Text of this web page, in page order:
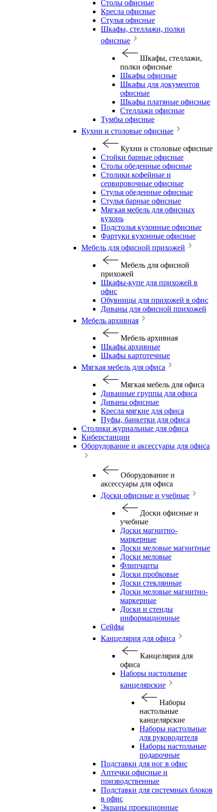
Столы офисные
Кресла офисные
Стулья офисные
Шкафы, стеллажи, полки
офисные
Шкафы, стеллажи,
полки офисные
Шкафы офисные
Шкафы для документов
офисные
Шкафы платяные офисные
Стеллажи офисные
Тумбы офисные
Кухни и столовые офисные
Кухни и столовые офисные
Стойки барные офисные
Столы обеденные офисные
Столики кофейные и
сервировочные офисные
Стулья обеденные офисные
Стулья барные офисные
Мягкая мебель для офисных
кухонь
Подстолья кухонные офисные
Фартуки кухонные офисные
Мебель для офисной прихожей
Мебель для офисной
прихожей
Шкафы-купе для прихожей в
офис
Обувницы для прихожей в офис
Диваны для офисной прихожей
Мебель архивная
Мебель архивная
Шкафы архивные
Шкафы картотечные
Мягкая мебель для офиса
Мягкая мебель для офиса
Диванные группы для офиса
Диваны офисные
Кресла мягкие для офиса
Пуфы, банкетки для офиса
Столики журнальные для офиса
Киберстанции
Оборудование и аксессуары для офиса
Оборудование и
аксессуары для офиса
Доски офисные и учебные
Доски офисные и
учебные
Доски магнитно-
маркерные
Доски меловые магнитные
Доски меловые
Флипчарты
Доски пробковые
Доски стеклянные
Доски меловые магнитно-
маркерные
Доски и стенды
информационные
Сейфы
Канцелярия для офиса
Канцелярия для
офиса
Наборы настольные
канцелярские
Наборы
настольные
канцелярские
Наборы настольные
для руководителя
Наборы настольные
подарочные
Подставки для ног в офис
Аптечки офисные и
призводственные
Подставки для системных блоков
в офис
Экраны проекционные